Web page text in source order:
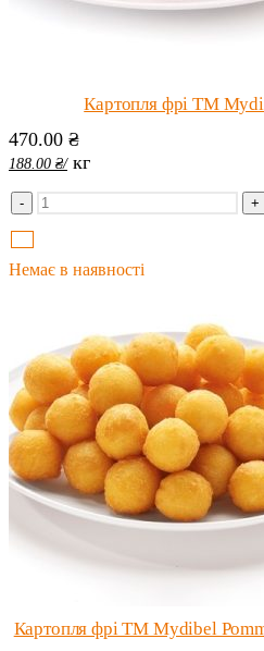
Картопля фрі ТМ
470.00 ₴
188.00 ₴/ кг
- +
Немає в наявності
Картопля фрі ТМ Mydibel